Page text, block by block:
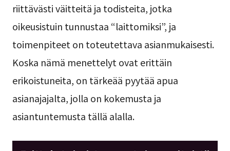
riittävästi väitteitä ja todisteita, jotka
oikeusistuin tunnustaa “laittomiksi”, ja
toimenpiteet on toteutettava asianmukaisesti.
Koska nämä menettelyt ovat erittäin
erikoistuneita, on tärkeää pyytää apua
asianajajalta, jolla on kokemusta ja
asiantuntemusta tällä alalla.